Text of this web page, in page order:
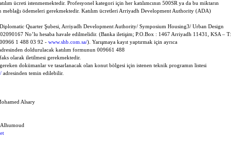
ücreti istenmemektedir. Profesyonel kategori için her katılımcının 500SR ya da bu miktarın
meblağı ödemeleri gerekmektedir. Katılım ücretleri Arriyadh Development Authority (ADA)
Quarter Şubesi, Arriyadh Development Authority/ Symposium Housing3/ Urban Design
No’lu hesaba havale edilmelidir. (Banka iletişim; P.O.Box : 1467 Arriyadh 11431, KSA – T:
1 488 03 92 - www.shb.com.sa/) . Yarışmaya kayıt yaptırmak için ayrıca
doldurulacak katılım formunun 009661 488
olarak iletilmesi gerekmektedir.
dokümanlar ve tasarlanacak olan konut bölgesi için istenen teknik programın listesi
adresinden temin edilebilir.
Alsary